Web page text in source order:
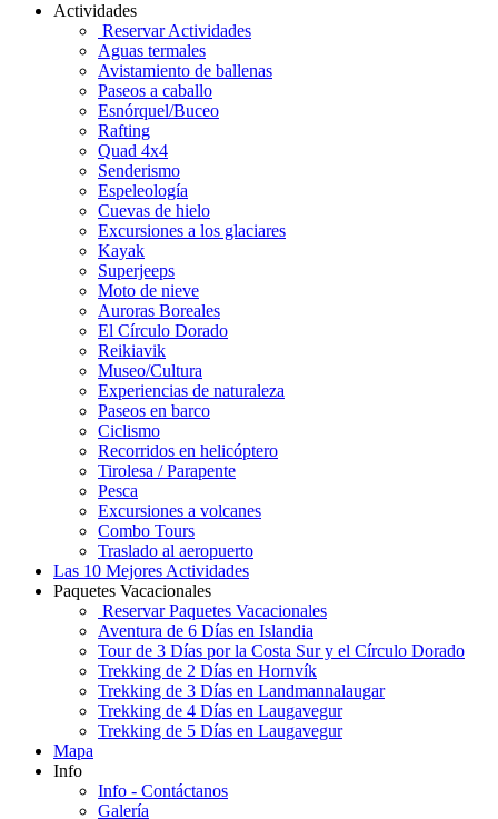
Actividades
Reservar Actividades
Aguas termales
Avistamiento de ballenas
Paseos a caballo
Esnórquel/Buceo
Rafting
Quad 4x4
Senderismo
Espeleología
Cuevas de hielo
Excursiones a los glaciares
Kayak
Superjeeps
Moto de nieve
Auroras Boreales
El Círculo Dorado
Reikiavik
Museo/Cultura
Experiencias de naturaleza
Paseos en barco
Ciclismo
Recorridos en helicóptero
Tirolesa / Parapente
Pesca
Excursiones a volcanes
Combo Tours
Traslado al aeropuerto
Las 10 Mejores Actividades
Paquetes Vacacionales
Reservar Paquetes Vacacionales
Aventura de 6 Días en Islandia
Tour de 3 Días por la Costa Sur y el Círculo Dorado
Trekking de 2 Días en Hornvík
Trekking de 3 Días en Landmannalaugar
Trekking de 4 Días en Laugavegur
Trekking de 5 Días en Laugavegur
Mapa
Info
Info - Contáctanos
Galería